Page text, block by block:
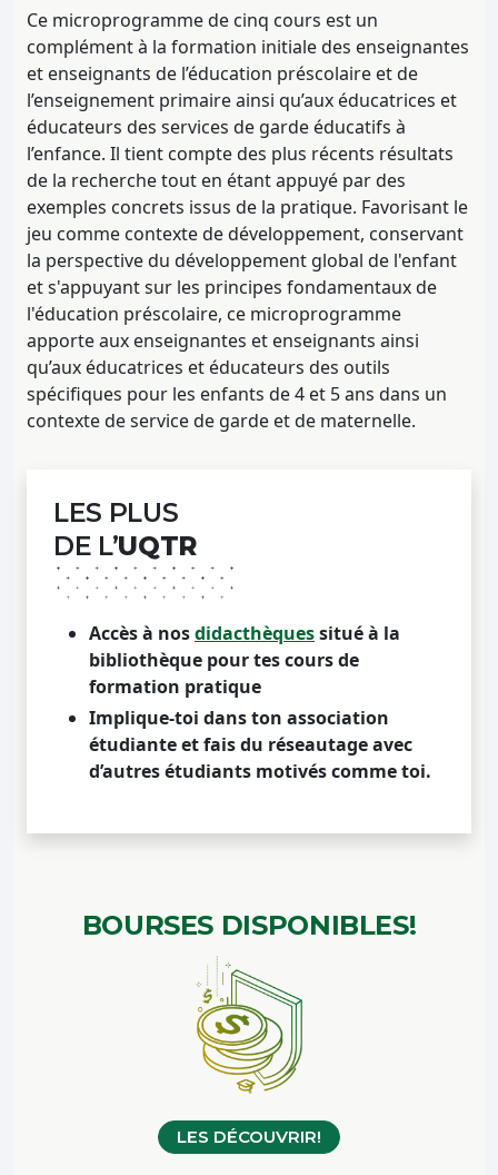
Ce microprogramme de cinq cours est un
complément à la formation initiale des enseignantes
et enseignants de l’éducation préscolaire et de
l’enseignement primaire ainsi qu’aux éducatrices et
éducateurs des services de garde éducatifs à
l’enfance. Il tient compte des plus récents résultats
de la recherche tout en étant appuyé par des
exemples concrets issus de la pratique. Favorisant le
jeu comme contexte de développement, conservant
la perspective du développement global de l'enfant
et s'appuyant sur les principes fondamentaux de
l'éducation préscolaire, ce microprogramme
apporte aux enseignantes et enseignants ainsi
qu’aux éducatrices et éducateurs des outils
spécifiques pour les enfants de 4 et 5 ans dans un
contexte de service de garde et de maternelle.
LES PLUS
DE L’UQTR
Accès à nosdidacthèquessitué à la
bibliothèque pour tes cours de
formation pratique
Implique-toi dans ton association
étudiante et fais du réseautage avec
d’autres étudiants motivés comme toi.
BOURSES DISPONIBLES!
LES DÉCOUVRIR!